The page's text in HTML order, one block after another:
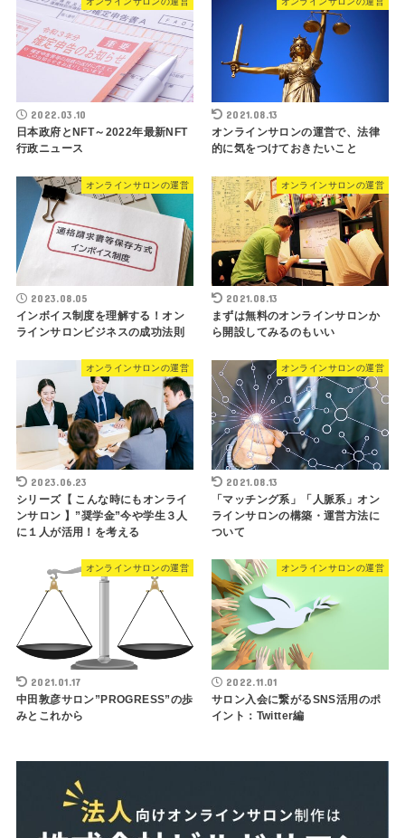
2022.03.10
日本政府とNFT～2022年最新NFT
行政ニュース
2021.08.13
オンラインサロンの運営で、法律
的に気をつけておきたいこと
オンラインサロンの運営
2023.08.05
インボイス制度を理解する！オン
ラインサロンビジネスの成功法則
オンラインサロンの運営
2021.08.13
まずは無料のオンラインサロンか
ら開設してみるのもいい
オンラインサロンの運営
2023.06.23
シリーズ【 こんな時にもオンライ
ンサロン 】”奨学金”今や学生３人
に１人が活用！を考える
オンラインサロンの運営
2021.08.13
「マッチング系」「人脈系」オン
ラインサロンの構築・運営方法に
ついて
オンラインサロンの運営
2021.01.17
中田敦彦サロン”PROGRESS”の歩
みとこれから
オンラインサロンの運営
2022.11.01
サロン入会に繋がるSNS活用のポ
イント：Twitter編